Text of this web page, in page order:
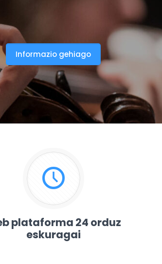
Informazio gehiago
plataforma 24 orduz
eskuragai